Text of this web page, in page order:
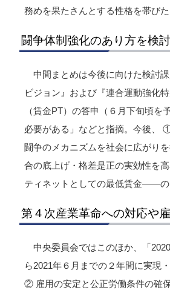
務めを果たさんとする性格を帯び
闘争体制強化のあり方を検討
中間まとめは今後に向けた検討
ビジョン』および『連合運動強化
（賃金PT）の答申（６月下旬頃
必要がある」などと指摘。今後、
闘争のメカニズムを社会に広がり
合の底上げ・格差是正の実効性を
ティネットとしての最低賃金――の
第４次産業革命への対応や
中央委員会ではこのほか、「
ら2021年６月までの２年間に実現
② 雇用の安定と公正労働条件の確